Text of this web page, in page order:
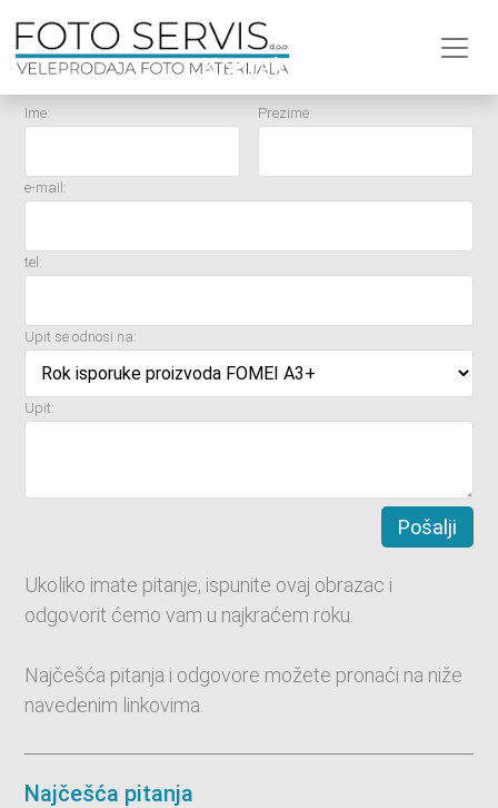
Kontakt
Ime: Prezime:
e-mail:
tel:
Upit se odnosi na:
Upit:
Pošalji
Ukoliko imate pitanje, ispunite ovaj obrazac i
odgovorit ćemo vam u najkraćem roku.
Najčešća pitanja i odgovore možete pronaći na niže
navedenim linkovima.
Najčešća pitanja